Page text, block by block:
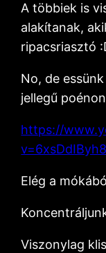
A többiek is
alakítanak,
ripacsriasztó
No, de
jellegű
https://
Elég a
Viszonylag